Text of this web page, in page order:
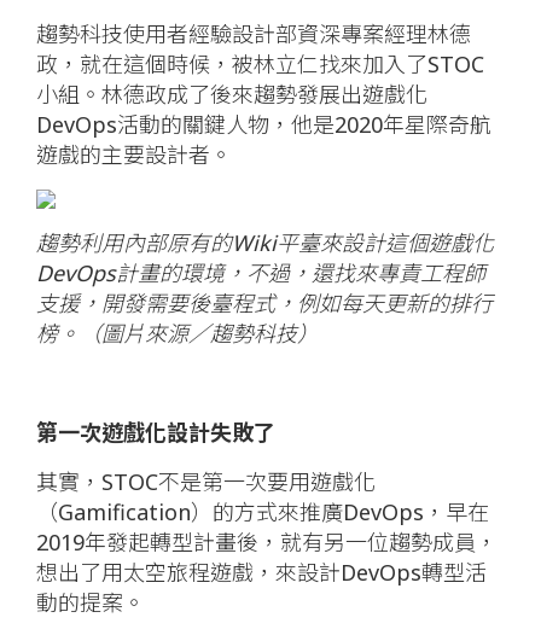
趨勢科技使用者經驗設計部資深專案經理林德
政，就在這個時候，被林立仁找來加入了STOC
小組。林德政成了後來趨勢發展出遊戲化
DevOps活動的關鍵人物，他是2020年星際奇航
遊戲的主要設計者。
趨勢利用內部原有的Wiki平臺來設計這個遊戲化
DevOps計畫的環境，不過，還找來專責工程師
支援，開發需要後臺程式，例如每天更新的排行
榜。（圖片來源／趨勢科技）
第一次遊戲化設計失敗了
其實，STOC不是第一次要用遊戲化
（Gamification）的方式來推廣DevOps，早在
2019年發起轉型計畫後，就有另一位趨勢成員，
想出了用太空旅程遊戲，來設計DevOps轉型活
動的提案。